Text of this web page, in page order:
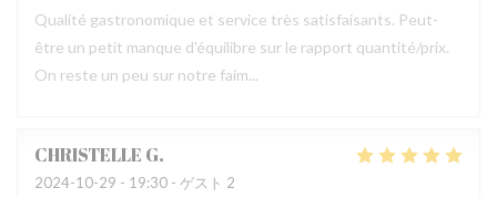
Qualité gastronomique et service très satisfaisants. Peut-
être un petit manque d'équilibre sur le rapport quantité/prix.
On reste un peu sur notre faim...
CHRISTELLE G
2024-10-29 - 19:30 - ゲスト 2